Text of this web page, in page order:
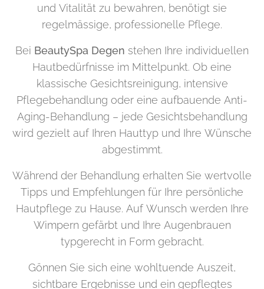
und Vitalität zu bewahren, benötigt sie
regelmässige, professionelle Pflege.
Bei BeautySpa Degen stehen Ihre individuellen
Hautbedürfnisse im Mittelpunkt. Ob eine
klassische Gesichtsreinigung, intensive
Pflegebehandlung oder eine aufbauende Anti-
Aging-Behandlung – jede Gesichtsbehandlung
wird gezielt auf Ihren Hauttyp und Ihre Wünsche
abgestimmt.
Während der Behandlung erhalten Sie wertvolle
Tipps und Empfehlungen für Ihre persönliche
Hautpflege zu Hause. Auf Wunsch werden Ihre
Wimpern gefärbt und Ihre Augenbrauen
typgerecht in Form gebracht.
Gönnen Sie sich eine wohltuende Auszeit,
sichtbare Ergebnisse und ein gepflegtes